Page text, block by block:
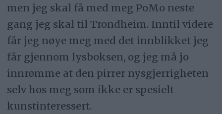
men jeg skal få med meg PoMo neste
gang jeg skal til Trondheim. Inntil videre
får jeg nøye meg med det innblikket jeg
får gjennom lysboksen, og jeg må jo
innrømme at den pirrer nysgjerrigheten
selv hos meg som ikke er spesielt
kunstinteressert.